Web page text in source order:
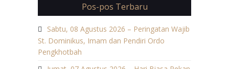
Pos-pos Terbaru
Sabtu, 08 Agustus 2026 – Peringatan Wajib
St. Dominikus, Imam dan Pendiri Ordo
Pengkhotbah